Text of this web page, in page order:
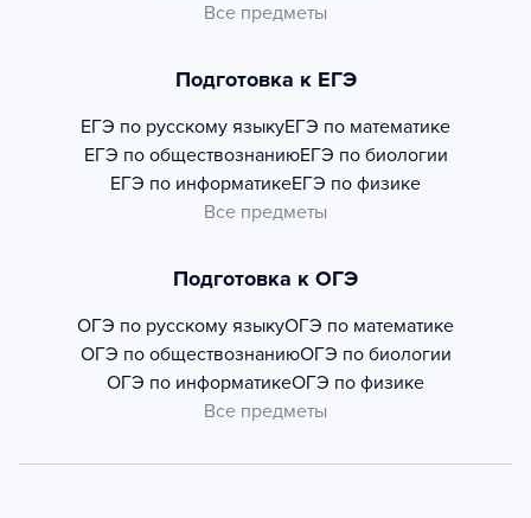
Все предметы
Подготовка к ЕГЭ
ЕГЭ по русскому языкуЕГЭ по математике
ЕГЭ по обществознаниюЕГЭ по биологии
ЕГЭ по информатикеЕГЭ по физике
Все предметы
Подготовка к ОГЭ
ОГЭ по русскому языкуОГЭ по математике
ОГЭ по обществознаниюОГЭ по биологии
ОГЭ по информатикеОГЭ по физике
Все предметы